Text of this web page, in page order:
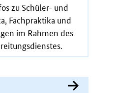
zu Schüler- und
Fachpraktika und
im Rahmen des